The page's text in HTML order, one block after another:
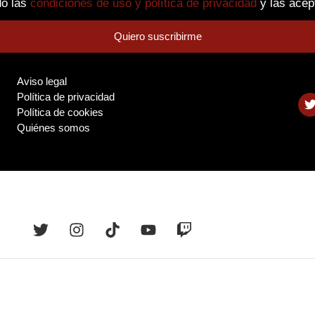
las condiciones de uso y política de privacidad y las
Quiero suscribirme
Aviso legal
Política de privacidad
Política de cookies
Quiénes somos